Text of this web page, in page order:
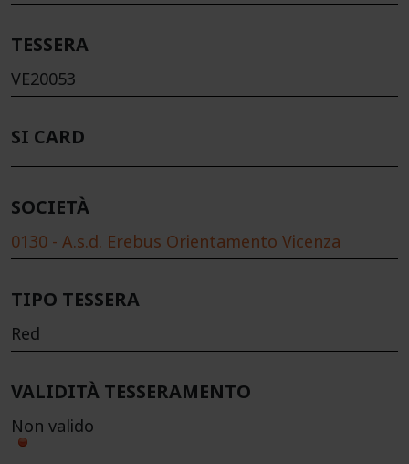
TESSERA
VE20053
SI CARD
SOCIETÀ
0130 - A.s.d. Erebus Orientamento Vicenza
TIPO TESSERA
Red
VALIDITÀ TESSERAMENTO
Non valido